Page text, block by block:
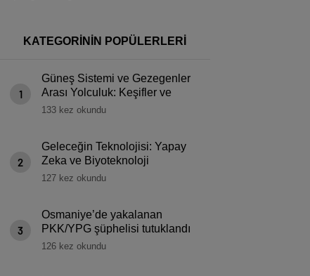
KATEGORİNİN POPÜLERLERİ
1
Güneş Sistemi ve Gezegenler
Arası Yolculuk: Keşifler ve
Sürprizler
133 kez okundu
2
Geleceğin Teknolojisi: Yapay
Zeka ve Biyoteknoloji
Harikaları
127 kez okundu
3
Osmaniye’de yakalanan
PKK/YPG şüphelisi tutuklandı
126 kez okundu